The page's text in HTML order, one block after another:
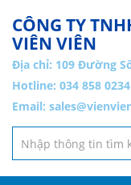
CÔNG TY
VIÊN VIÊN
Địa chỉ: 109 Đường
Hotline: 034 858
Email: